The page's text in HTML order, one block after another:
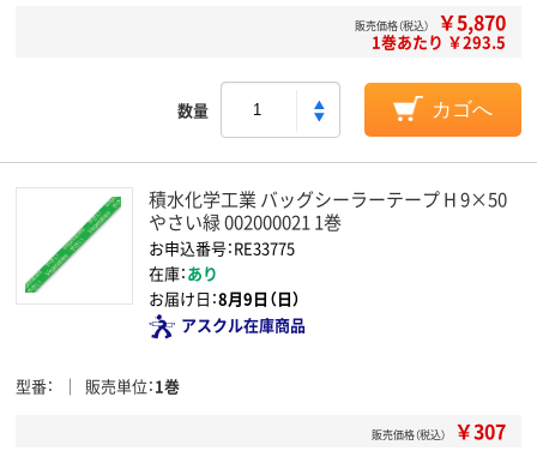
販売価格（税込） ￥5,870
1巻あたり ￥293.5
数量 カゴへ
積水化学工業 バッグシーラーテープ H 9×50
やさい緑 002000021 1巻
お申込番号：RE33775
在庫：あり
お届け日：8月9日（日）
アスクル在庫商品
型番 販売単位 1巻
販売価格（税込） ￥307